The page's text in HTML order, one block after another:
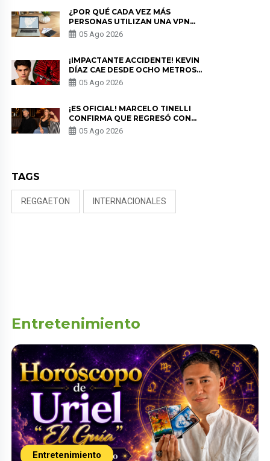
¿POR QUÉ CADA VEZ MÁS
PERSONAS UTILIZAN UNA VPN
PARA PROTEGER SU
PRIVACIDAD?
05 Ago 2026
¡IMPACTANTE ACCIDENTE! KEVIN
DÍAZ CAE DESDE OCHO METROS
EN “ESTO ES GUERRA” Y GENERA
PREOCUPACIÓN
05 Ago 2026
¡ES OFICIAL! MARCELO TINELLI
CONFIRMA QUE REGRESÓ CON
MILETT FIGUEROA: “EL AMOR
PUDO MÁS”
05 Ago 2026
TAGS
REGGAETON INTERNACIONALES
Entretenimiento
Entretenimiento